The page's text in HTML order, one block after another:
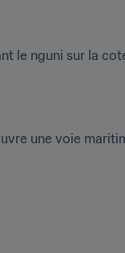
le nguni sur la
une voie